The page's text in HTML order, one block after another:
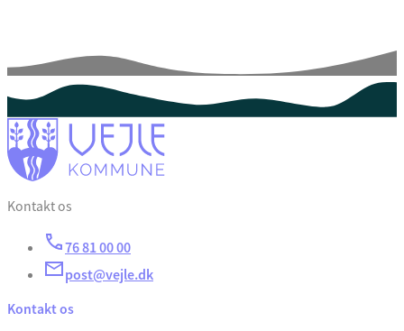
Kontakt os
76 81 00 00
post@vejle.dk
Kontakt os